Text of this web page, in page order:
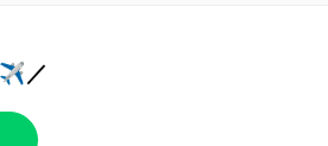
✈️／